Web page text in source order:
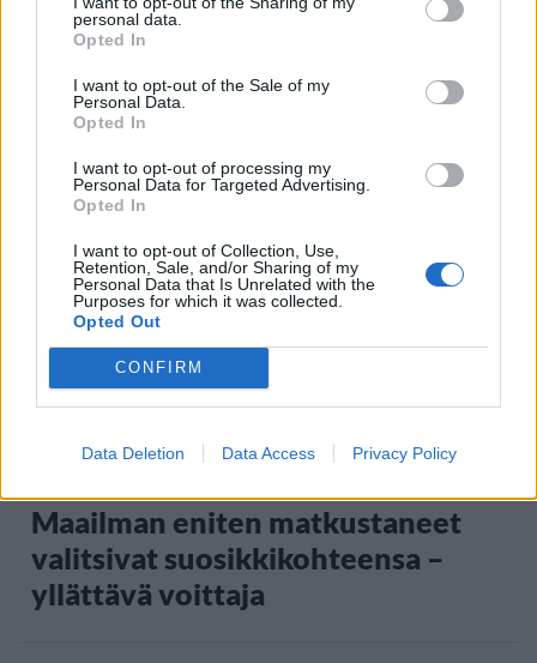
personal data.
Opted In
I want to opt-out of the Sale of my
Personal Data.
Opted In
I want to opt-out of processing my
Personal Data for Targeted Advertising.
Opted In
I want to opt-out of Collection, Use,
Retention, Sale, and/or Sharing of my
Personal Data that Is Unrelated with the
Purposes for which it was collected.
Opted Out
CONFIRM
Data Deletion Data Access Privacy Policy
Staran luetuimmat
1
MATKAILU
Maailman eniten matkustaneet
valitsivat suosikkikohteensa –
yllättävä voittaja